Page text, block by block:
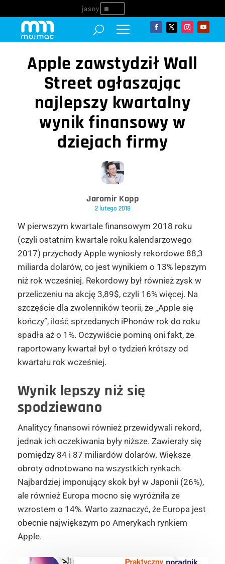
^
Apple zawstydził Wall
Street ogłaszając
najlepszy kwartalny
wynik finansowy w
dziejach firmy
Jaromir Kopp
2 lutego 2018
W pierwszym kwartale finansowym 2018 roku
(czyli ostatnim kwartale roku kalendarzowego
2017) przychody Apple wyniosły rekordowe 88,3
miliarda dolarów, co jest wynikiem o 13% lepszym
niż rok wcześniej. Rekordowy był również zysk w
przeliczeniu na akcję 3,89$, czyli 16% więcej. Na
szczęście dla zwolenników teorii, że „Apple się
kończy”, ilość sprzedanych iPhonów rok do roku
spadła aż o 1%. Oczywiście pominą oni fakt, że
raportowany kwartał był o tydzień krótszy od
kwartału rok wcześniej.
Wynik lepszy niż się
spodziewano
Analitycy finansowi również przewidywali rekord,
jednak ich oczekiwania były niższe. Zawierały się
pomiędzy 84 i 87 miliardów dolarów. Większe
obroty odnotowano na wszystkich rynkach.
Najbardziej imponujący skok był w Japonii (26%),
ale również Europa mocno się wyróżniła ze
wzrostem o 14%. Warto zaznaczyć, że Europa jest
obecnie największym po Amerykach rynkiem
Apple.